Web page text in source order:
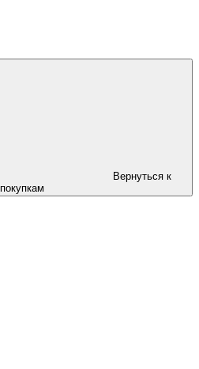
Вернуться к
покупкам